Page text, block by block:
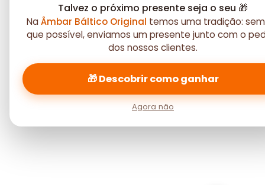
Talvez o próximo presente seja o seu 🎁
NaÂmbar Báltico Original temos uma tradição:
que possível, enviamos um presente junto com o
dos nossos clientes.
🎁 Descobrir como ganhar
Agora não